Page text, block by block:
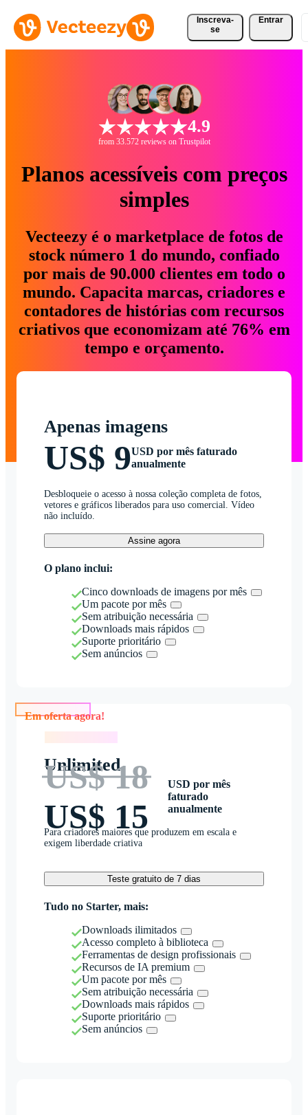
Inscreva-
se
Entrar
4.9
from 33.572 reviews on Trustpilot
Planos acessíveis com preços
simples
Vecteezy é o marketplace de fotos de
stock número 1 do mundo, confiado
por mais de 90.000 clientes em todo o
mundo. Capacita marcas, criadores e
contadores de histórias com recursos
criativos que economizam até 76% em
tempo e orçamento.
Apenas imagens
US$ 9USD por mês faturado
anualmente
Desbloqueie o acesso à nossa coleção completa de fotos,
vetores e gráficos liberados para uso comercial. Vídeo
não incluído.
Assine agora
O plano inclui:
Cinco downloads de imagens por mês
Um pacote por mês
Sem atribuição necessária
Downloads mais rápidos
Suporte prioritário
Sem anúncios
Unlimited
US$ 18
US$ 15
USD por mês
faturado
anualmente
Para criadores maiores que produzem em escala e
exigem liberdade criativa
Teste gratuito de 7 dias
Tudo no Starter, mais:
Downloads ilimitados
Acesso completo à biblioteca
Ferramentas de design profissionais
Recursos de IA premium
Um pacote por mês
Sem atribuição necessária
Downloads mais rápidos
Suporte prioritário
Sem anúncios